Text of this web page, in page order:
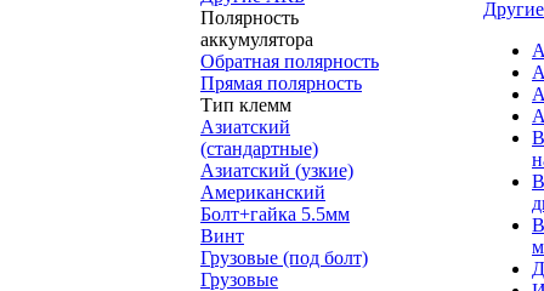
Полярность
аккумулятора
Обратная полярность
Прямая полярность
Тип клемм
Азиатский
(стандартные)
Азиатский (узкие)
Американский
Болт+гайка 5.5мм
Винт
Грузовые (под болт)
Грузовые